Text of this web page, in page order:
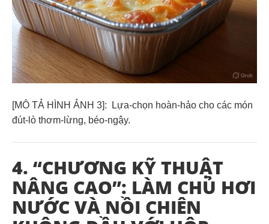
[MÔ TẢ HÌNH ẢNH 3]:
Lựa-chọn hoàn-hảo cho các món
đút-lò thơm-lừng, béo-ngậy.
4. “CHƯƠNG KỸ THUẬT
NÂNG CAO”: LÀM CHỦ HƠI
NƯỚC VÀ NỒI CHIÊN